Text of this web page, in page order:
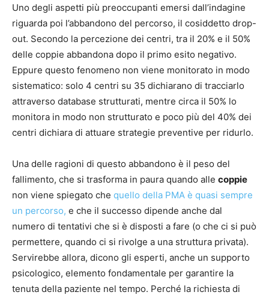
Uno degli aspetti più preoccupanti emersi dall’indagine
riguarda poi l’abbandono del percorso, il cosiddetto drop-
out. Secondo la percezione dei centri, tra il 20% e il 50%
delle coppie abbandona dopo il primo esito negativo.
Eppure questo fenomeno non viene monitorato in modo
sistematico: solo 4 centri su 35 dichiarano di tracciarlo
attraverso database strutturati, mentre circa il 50% lo
monitora in modo non strutturato e poco più del 40% dei
centri dichiara di attuare strategie preventive per ridurlo.
Una delle ragioni di questo abbandono è il peso del
fallimento, che si trasforma in paura quando alle coppie
non viene spiegato che quello della PMA è quasi sempre
un percorso, e che il successo dipende anche dal
numero di tentativi che si è disposti a fare (o che ci si può
permettere, quando ci si rivolge a una struttura privata).
Servirebbe allora, dicono gli esperti, anche un supporto
psicologico, elemento fondamentale per garantire la
tenuta della paziente nel tempo. Perché la richiesta di